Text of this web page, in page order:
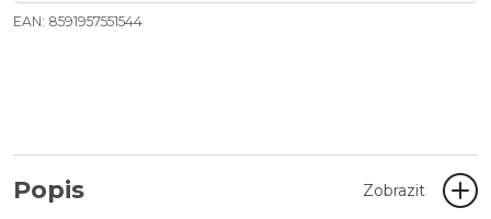
EAN: 8591957551544
Popis Zobrazit